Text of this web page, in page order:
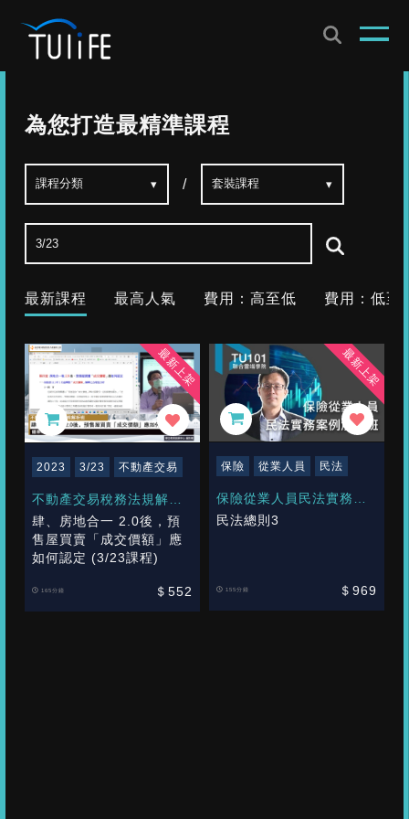
為您打造最精準課程
/
最新課程 最高人氣 費用：高至低 費用：低至
最新上架
2023 3/23 不動產交易
不動產交易稅務法規解析
班 鍾華峰
肆、房地合一 2.0後，預
售屋買賣「成交價額」應
如何認定 (3/23課程)
165分鐘 ＄552
最新上架
保險 從業人員 民法
保險從業人員民法實務及
案例解析班
民法總則3
155分鐘 ＄969